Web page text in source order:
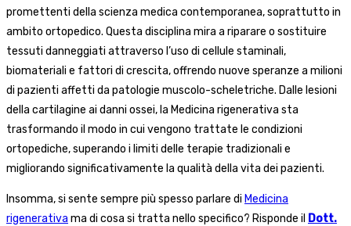
promettenti della scienza medica contemporanea, soprattutto in
ambito ortopedico. Questa disciplina mira a riparare o sostituire
tessuti danneggiati attraverso l’uso di cellule staminali,
biomateriali e fattori di crescita, offrendo nuove speranze a milioni
di pazienti affetti da patologie muscolo-scheletriche. Dalle lesioni
della cartilagine ai danni ossei, la Medicina rigenerativa sta
trasformando il modo in cui vengono trattate le condizioni
ortopediche, superando i limiti delle terapie tradizionali e
migliorando significativamente la qualità della vita dei pazienti.
Insomma, si sente sempre più spesso parlare di Medicina
rigenerativa ma di cosa si tratta nello specifico? Risponde il Dott.